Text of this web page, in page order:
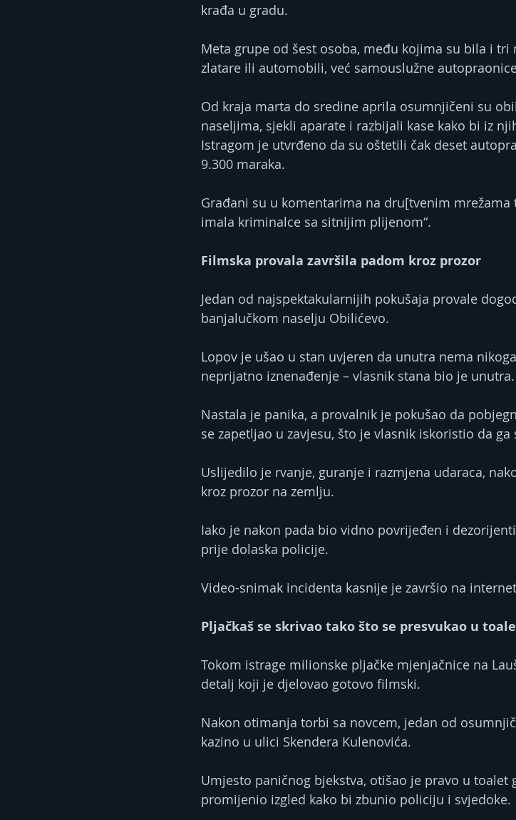
krađa u gradu.
Meta grupe od šest osoba, među kojima su bila i
zlatare ili automobili, već samouslužne
Od kraja marta do sredine aprila osumnjičeni su
naseljima, sjekli aparate i razbijali kase kako bi iz
Istragom je utvrđeno da su oštetili čak deset
9.300 maraka.
Građani su u komentarima na dru[tvenim
imala kriminalce sa sitnijim plijenom“.
Filmska provala završila padom kroz prozor
Jedan od najspektakularnijih pokušaja provale
banjalučkom naselju Obilićevo.
Lopov je ušao u stan uvjeren da unutra nema
neprijatno iznenađenje – vlasnik stana bio je unutra.
Nastala je panika, a provalnik je pokušao da
se zapetljao u zavjesu, što je vlasnik iskoristio da ga
Uslijedilo je rvanje, guranje i razmjena udaraca,
kroz prozor na zemlju.
Iako je nakon pada bio vidno povrijeđen i
prije dolaska policije.
Video-snimak incidenta kasnije je završio na
Pljačkaš se skrivao tako što se presvukao u
Tokom istrage milionske pljačke mjenjačnice na
detalj koji je djelovao gotovo filmski.
Nakon otimanja torbi sa novcem, jedan od
kazino u ulici Skendera Kulenovića.
Umjesto paničnog bjekstva, otišao je pravo u toalet
promijenio izgled kako bi zbunio policiju i svjedoke.